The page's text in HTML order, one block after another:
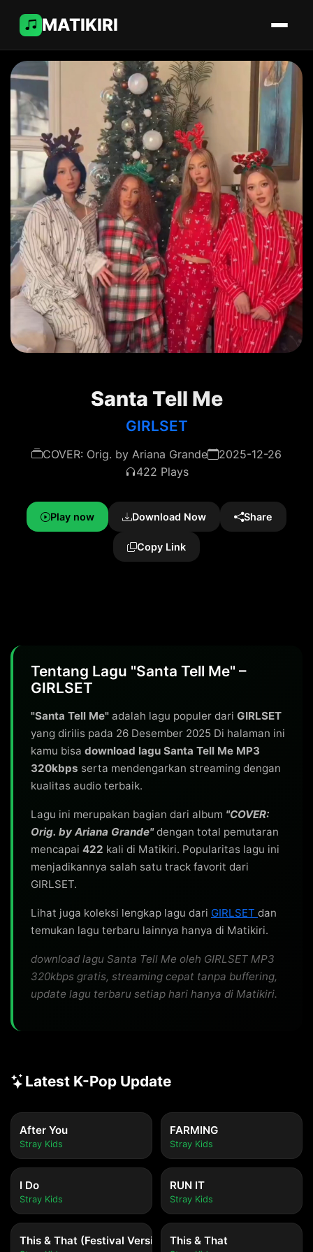
MATIKIRI
Santa Tell Me
GIRLSET
COVER: Orig. by Ariana Grande
2025-12-26
422 Plays
Play now Download Now Share
Copy Link
Tentang Lagu "Santa Tell Me" –
GIRLSET
"Santa Tell Me" adalah lagu populer dari GIRLSET
yang dirilis pada 26 Desember 2025 Di halaman ini
kamu bisa download lagu Santa Tell Me MP3
320kbps serta mendengarkan streaming dengan
kualitas audio terbaik.
Lagu ini merupakan bagian dari album "COVER:
Orig. by Ariana Grande"dengan total pemutaran
mencapai 422 kali di Matikiri. Popularitas lagu ini
menjadikannya salah satu track favorit dari
GIRLSET.
Lihat juga koleksi lengkap lagu dari GIRLSET dan
temukan lagu terbaru lainnya hanya di Matikiri.
download lagu Santa Tell Me oleh GIRLSET MP3
320kbps gratis, streaming cepat tanpa buffering,
update lagu terbaru setiap hari hanya di Matikiri.
Latest K-Pop Update
After You
Stray Kids
FARMING
Stray Kids
I Do
Stray Kids
RUN IT
Stray Kids
This & That (Festival Version) This & That